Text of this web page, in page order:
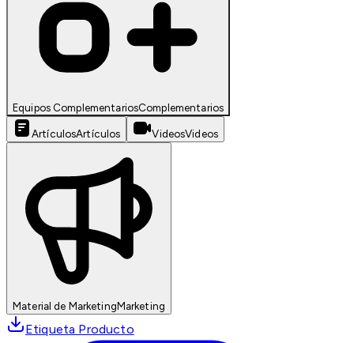
Equipos ComplementariosComplementarios
ArtículosArtículos VideosVideos
Material de MarketingMarketing
Etiqueta Producto